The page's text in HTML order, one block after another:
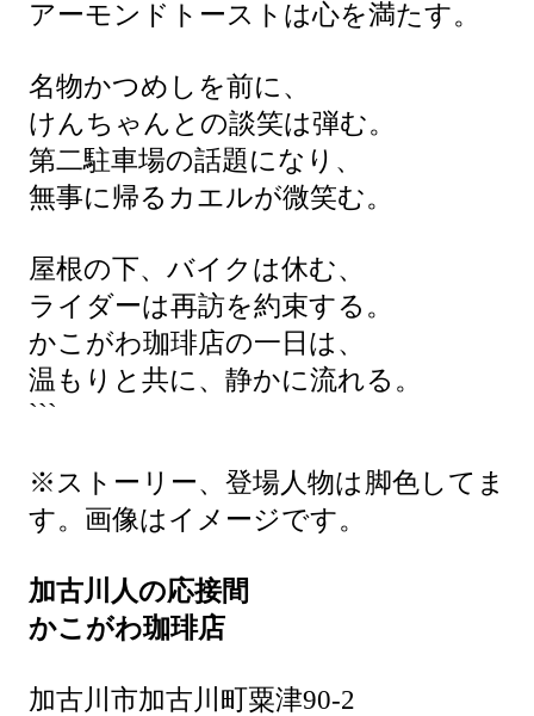
アーモンドトーストは心を満たす。
名物かつめしを前に、
けんちゃんとの談笑は弾む。
第二駐車場の話題になり、
無事に帰るカエルが微笑む。
屋根の下、バイクは休む、
ライダーは再訪を約束する。
かこがわ珈琲店の一日は、
温もりと共に、静かに流れる。
```
※ストーリー、登場人物は脚色してま
す。画像はイメージです。
加古川人の応接間
かこがわ珈琲店
加古川市加古川町粟津90-2